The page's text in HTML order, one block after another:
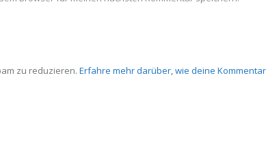
zu reduzieren. Erfahre mehr darüber, wie deine